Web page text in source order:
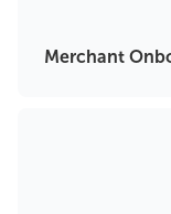
Merchant